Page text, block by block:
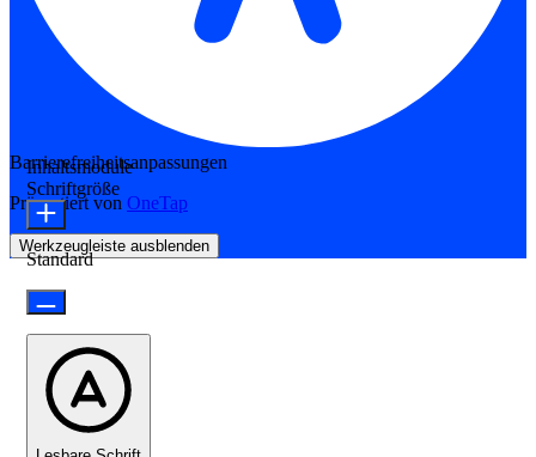
Barrierefreiheitsanpassungen
Präsentiert von OneTap
Werkzeugleiste ausblenden
Inhaltsmodule
Schriftgröße
Standard